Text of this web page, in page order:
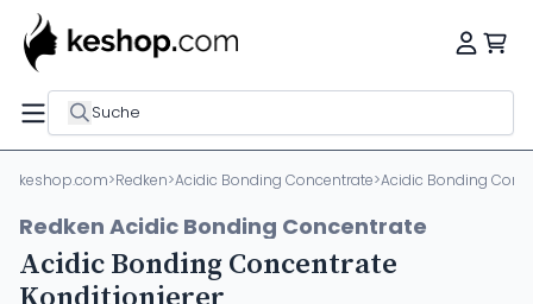
Suche
keshop.com>Redken>Acidic Bonding Concentrate>Acidic Bonding
Redken Acidic Bonding Concentrate
Acidic Bonding Concentrate